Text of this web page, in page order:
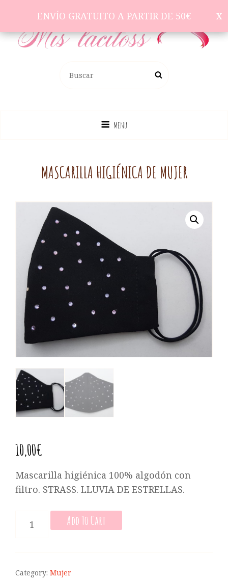
ENVÍO GRATUITO A PARTIR DE 50€
Menu
MASCARILLA HIGIÉNICA DE MUJER
10,00€
Mascarilla higiénica 100% algodón con
filtro. STRASS. LLUVIA DE ESTRELLAS.
HIGIÉNICA
Add To Cart
Category: Mujer
ENVÍO GRATUITO A PARTIR DE 50€